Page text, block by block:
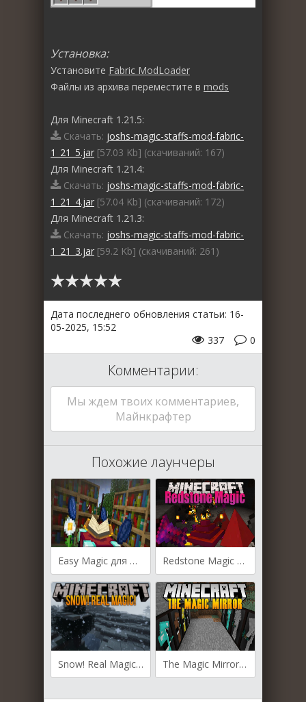
Установка:
Установите Fabric ModLoader
Файлы из архива переместите в mods
Для Minecraft 1.21.5:
Скачать: joshs-magic-staffs-mod-fabric-
1_21_5.jar [57.03 Kb] (cкачиваний: 167)
Для Minecraft 1.21.4:
Скачать: joshs-magic-staffs-mod-fabric-
1_21_4.jar [57.04 Kb] (cкачиваний: 172)
Для Minecraft 1.21.3:
Скачать: joshs-magic-staffs-mod-fabric-
1_21_3.jar [59.2 Kb] (cкачиваний: 261)
Дата последнего обновления статьи: 16-
05-2025, 15:52
0
337
Комментарии:
Мы ждем твоих комментариев,
Майнкрафтер
Похожие лаунчеры
Easy Magic для Майнкрафт [1.21.3, 1.21.1, 1.21] Redstone Magic для Майнкрафт [1.19.4, 1.19.2, 1.18.2]
Snow! Real Magic! для Майнкрафт [1.19.4, 1.19.3, 1.19.2] The Magic Mirror для Майнкрафт [1.19.4, 1.19.1, 1.19]